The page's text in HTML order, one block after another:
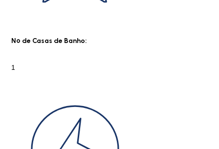
Nº de Casas de Banho:
1